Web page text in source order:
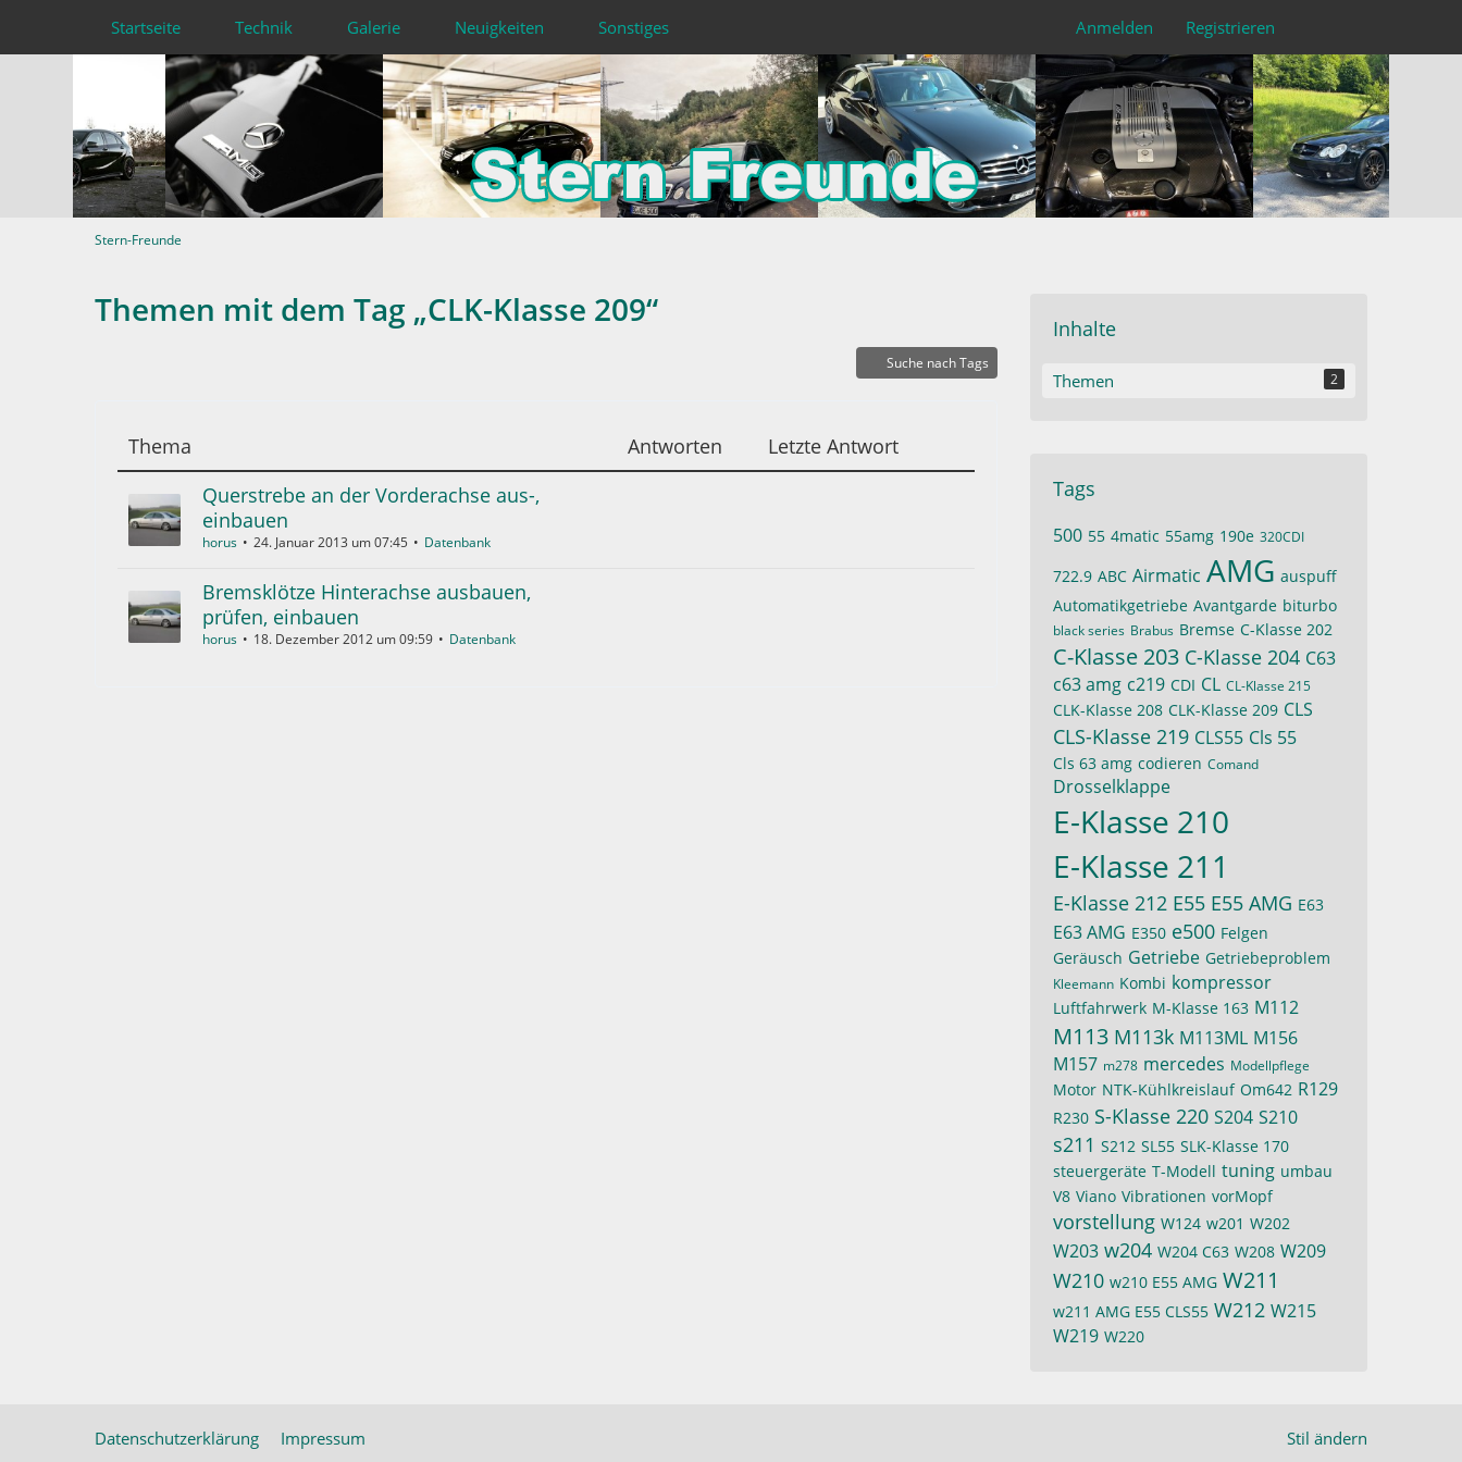
Startseite Technik Galerie Neuigkeiten Sonstiges Anmelden Registrieren
Stern-Freunde
Themen mit dem Tag „CLK-Klasse 209“
Suche nach Tags
Thema Antworten
Letzte Antwort
Querstrebe an der Vorderachse aus-,
einbauen
horus 24. Januar 2013 um 07:45 Datenbank
Bremsklötze Hinterachse ausbauen,
prüfen, einbauen
horus 18. Dezember 2012 um 09:59 Datenbank
Inhalte
Themen 2
Tags
500 55 4matic 55amg 190e 320CDI
722.9 ABC Airmatic AMG auspuff
Automatikgetriebe Avantgarde biturbo
black series Brabus Bremse C-Klasse 202
C-Klasse 203 C-Klasse 204 C63
c63 amg c219 CDI CL CL-Klasse 215
CLK-Klasse 208 CLK-Klasse 209 CLS
CLS-Klasse 219 CLS55 Cls 55
Cls 63 amg codieren Comand
Drosselklappe
E-Klasse 210
E-Klasse 211
E-Klasse 212 E55 E55 AMG E63
E63 AMG E350 e500 Felgen
Geräusch Getriebe Getriebeproblem
Kleemann Kombi kompressor
Luftfahrwerk M-Klasse 163 M112
M113 M113k M113ML M156
M157 m278 mercedes Modellpflege
Motor NTK-Kühlkreislauf Om642 R129
R230 S-Klasse 220 S204 S210
s211 S212 SL55 SLK-Klasse 170
steuergeräte T-Modell tuning umbau
V8 Viano Vibrationen vorMopf
vorstellung W124 w201 W202
W203 w204 W204 C63 W208 W209
W210 w210 E55 AMG W211
w211 AMG E55 CLS55 W212 W215
W219 W220
Stil ändern
Datenschutzerklärung Impressum